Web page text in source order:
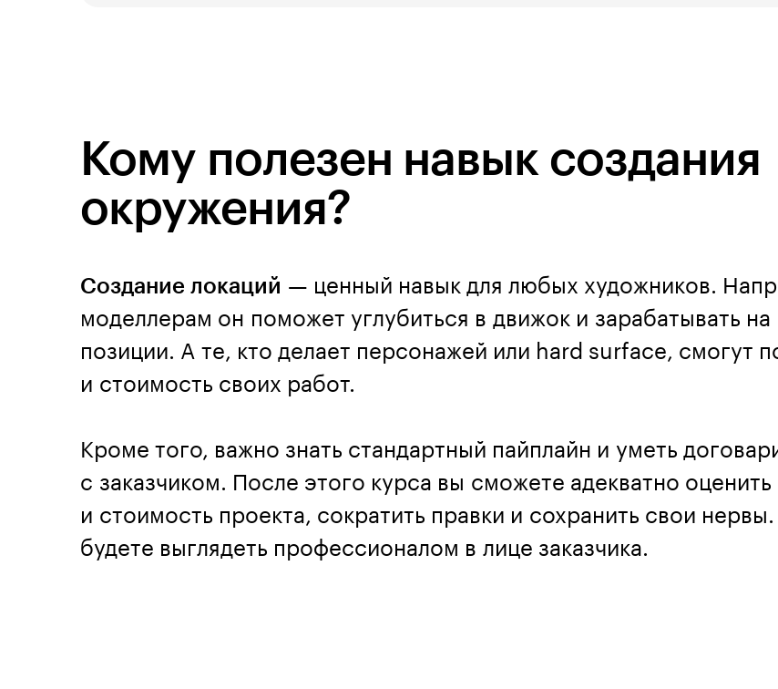
Кому полезен навык создания
окружения?
Создание локаций — ценный навык для любых художников.
моделлерам он поможет углубиться в движок и зарабатывать
позиции. А те, кто делает персонажей или hard surface, смогут
и стоимость своих работ.
Кроме того, важно знать стандартный пайплайн и уметь
с заказчиком. После этого курса вы сможете адекватно оценить
и стоимость проекта, сократить правки и сохранить свои
будете выглядеть профессионалом в лице заказчика.